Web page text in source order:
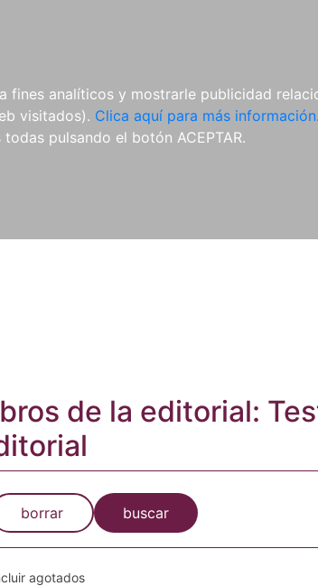
analíticos y mostrarle publicidad
visitados). Clica aquí para más información.
todas pulsando el botón ACEPTAR.
REVISTAS
CDS Y
DVDS
de la editorial:
borrar buscar
agotados